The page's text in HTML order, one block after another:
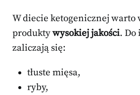
W diecie ketogenicznej warto
produktywysokiej jakości. Do
zaliczają się:
tłuste mięsa,
ryby,